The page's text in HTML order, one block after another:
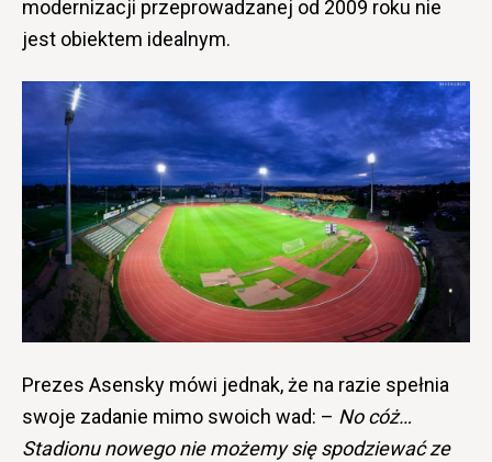
modernizacji przeprowadzanej od 2009 roku nie
jest obiektem idealnym.
Prezes Asensky mówi jednak, że na razie spełnia
swoje zadanie mimo swoich wad: – No cóż…
Stadionu nowego nie możemy się spodziewać ze